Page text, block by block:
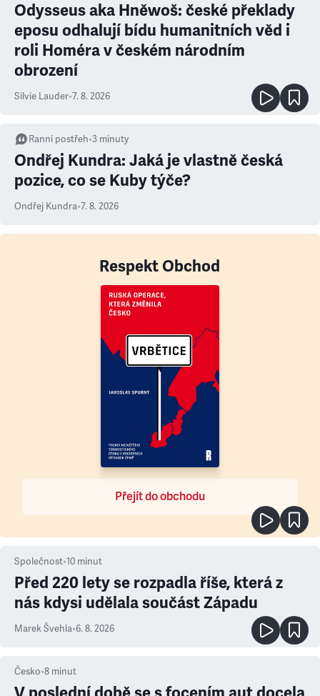
Odysseus aka Hněwoš: české překlady
eposu odhalují bídu humanitních věd i
roli Homéra v českém národním
obrození
Silvie Lauder•7. 8. 2026
Ranní postřeh•3 minuty
Ondřej Kundra: Jaká je vlastně česká
pozice, co se Kuby týče?
Ondřej Kundra•7. 8. 2026
Respekt Obchod
Přejít do obchodu
Společnost•10 minut
Před 220 lety se rozpadla říše, která z
nás kdysi udělala součást Západu
Marek Švehla•6. 8. 2026
Česko•8 minut